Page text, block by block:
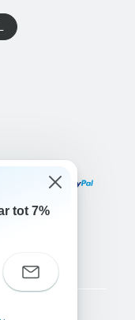
tot 7%